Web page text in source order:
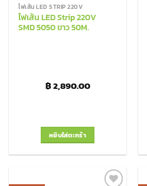
ไฟเส้น LED STRIP 220V
ไฟเส้น LED Strip 220V
SMD 5050 ขาว 50M.
฿2,890.00
หยิบใส่ตะกร้า